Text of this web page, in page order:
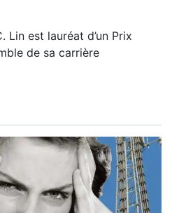
Lin est lauréat d’un Prix
de sa carrière